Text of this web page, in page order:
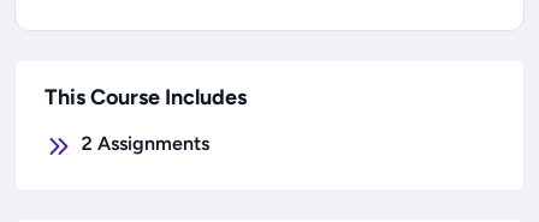
This Course Includes
2 Assignments